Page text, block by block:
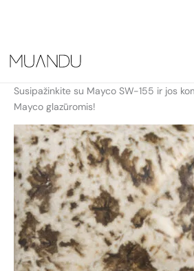
prie
Susipažinkite su Mayco SW-155 ir jos
Mayco glazūromis!